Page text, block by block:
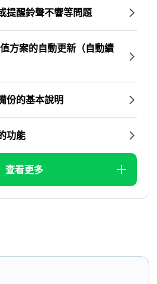
提醒鈴聲不響等問題
方案的自動更新（自動續
份的基本說明
功能
查看更多